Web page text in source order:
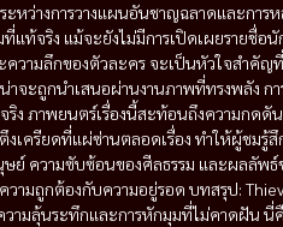
ว่างการวางแผนอันชาญฉลาดและการ
แท้จริง แม้จะยังไม่มีการเปิดเผยรายชื่
วามลึกของตัวละคร จะเป็นหัวใจสำคัญที่
าจะถูกนำเสนอผ่านงานภาพที่ทรงพลัง ก
ง ภาพยนตร์เรื่องนี้สะท้อนถึงความกดดั
งเครียดที่แผ่ซ่านตลอดเรื่อง ทำให้ผู้ชม
ย์ ความซับซ้อนของศีลธรรม และผลลัพ
ามถูกต้องกับความอยู่รอด บทสรุป:
ามลุ้นระทึกและการหักมุมที่ไม่คาดฝัน